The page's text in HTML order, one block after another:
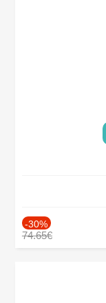
-30%
74.65€